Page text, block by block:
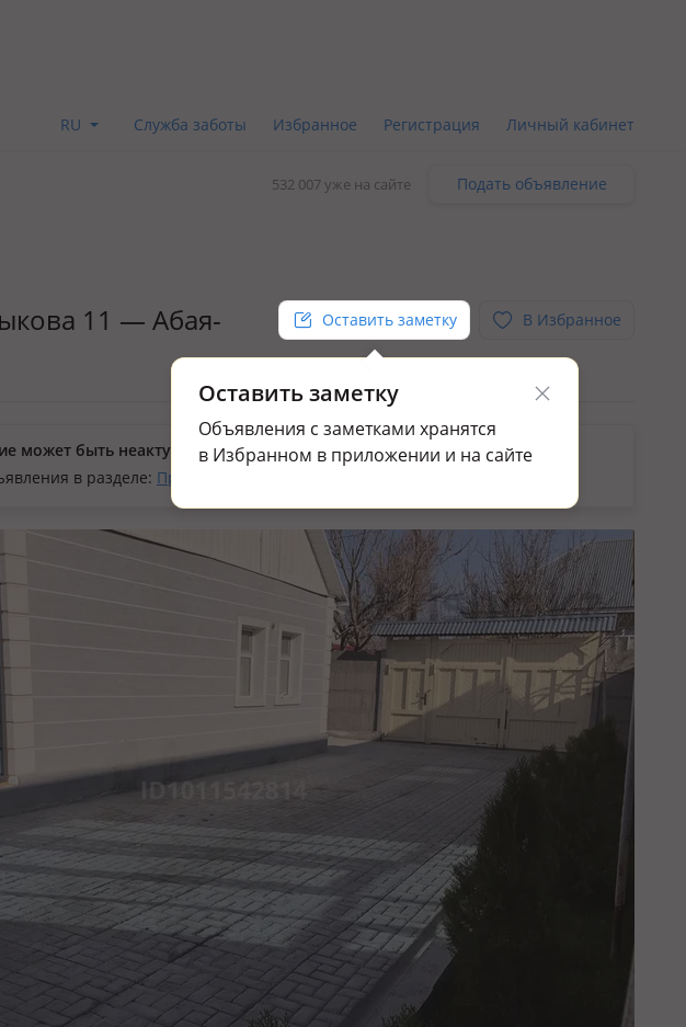
RU Служба заботы Избранное Регистрация Личный кабинет
532 007 уже на сайте Подать объявление
11 — Абая-
Оставить заметку
Оставить заметку
Объявления с заметками хранятся
в Избранном в приложении и на сайте
В Избранное
может быть неактуальным.
в разделе: Продажа домов и дач в Таразе